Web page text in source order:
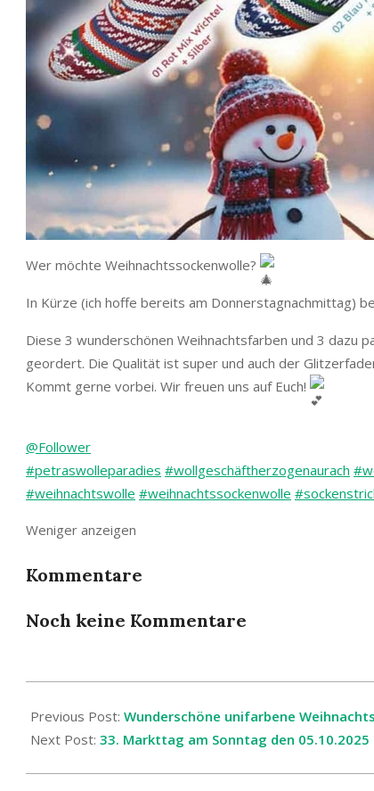
Wer möchte Weihnachtssockenwolle?
In Kürze (ich hoffe bereits am Donnerstagnachmittag)
Diese 3 wunderschönen Weihnachtsfarben und 3 dazu
geordert. Die Qualität ist super und auch der
Kommt gerne vorbei. Wir freuen uns auf Euch!
@Follower
#petraswolleparadies #wollgeschäftherzogenaurach
#weihnachtswolle #weihnachtssockenwolle
Weniger anzeigen
Kommentare
Noch keine Kommentare
09-
30
Previous Post: Wunderschöne unifarbene
Next Post: 33. Markttag am Sonntag den 05.10.2025